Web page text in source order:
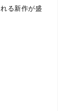
る新作が盛